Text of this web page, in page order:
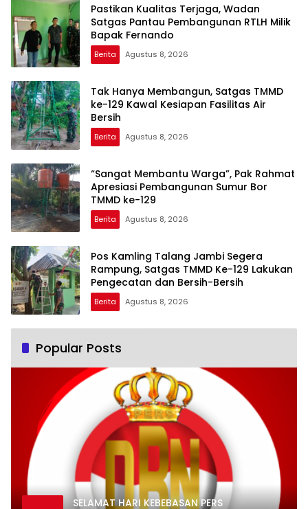
Pastikan Kualitas Terjaga, Wadan
Satgas Pantau Pembangunan RTLH Milik
Bapak Fernando
Berita Agustus 8, 2026
Tak Hanya Membangun, Satgas TMMD
ke-129 Kawal Kesiapan Fasilitas Air
Bersih
Berita Agustus 8, 2026
“Sangat Membantu Warga”, Pak Rahmat
Apresiasi Pembangunan Sumur Bor
TMMD ke-129
Berita Agustus 8, 2026
Pos Kamling Talang Jambi Segera
Rampung, Satgas TMMD Ke-129 Lakukan
Pengecatan dan Bersih-Bersih
Berita Agustus 8, 2026
Popular Posts
SELAMAT HARI KEBEBASAN PERS